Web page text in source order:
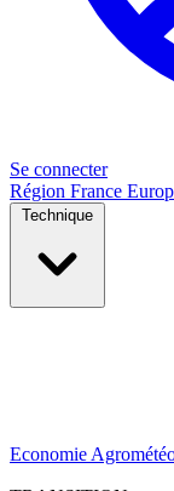
Se connecter
Région France
Technique
Economie